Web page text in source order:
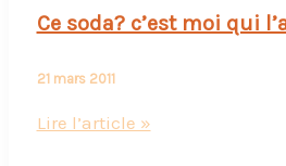
&
Ce soda? c’est moi qui
21 mars 2011
Ce
Lire l’article »